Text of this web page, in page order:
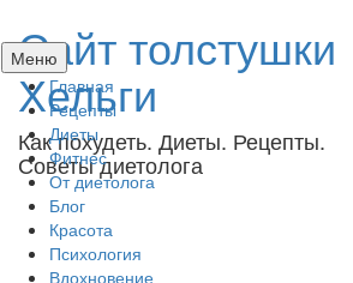
Сайт толстушки
Хельги
Как похудеть. Диеты. Рецепты.
Советы диетолога
Меню Перейти
к
содержанию
Главная
Рецепты
Диеты
Фитнес
От диетолога
Блог
Красота
Психология
Вдохновение